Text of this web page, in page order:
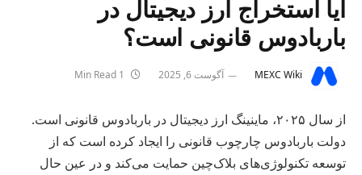
آیا استخراج ارز دیجیتال در
باربادوس قانونی است؟
MEXC Wiki آگوست 6, 2025
از سال ۲۰۲۵، ماینینگ ارز دیجیتال در باربادوس قانونی است.
دولت باربادوس چارچوب قانونی را ایجاد کرده است که از
توسعه تکنولوژی‌های بلاک‌چین حمایت می‌کند و در عین حال